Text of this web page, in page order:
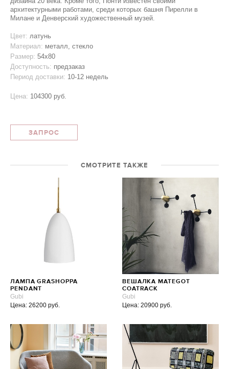
архитектурными работами, среди которых башня Пирелли в
Милане и Денверский художественный музей.
Цвет: латунь
Материал: металл, стекло
Размер: 54х80
Доступность: предзаказ
Период доставки: 10-12 недель
Цена: 104300 руб.
ЗАПРОС
СМОТРИТЕ ТАКЖЕ
ЛАМПА GRASHOPPA
PENDANT
Gubi
Цена: 26200 руб.
ВЕШАЛКА MATEGOT
COATRACK
Gubi
Цена: 20900 руб.